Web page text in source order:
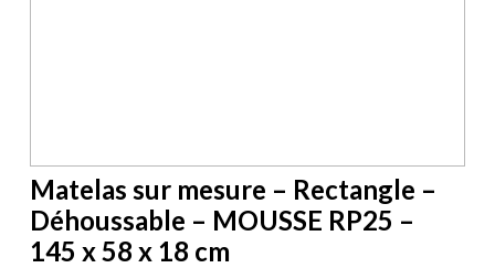
Matelas sur mesure – Rectangle –
Déhoussable – MOUSSE RP25 –
145 x 58 x 18 cm